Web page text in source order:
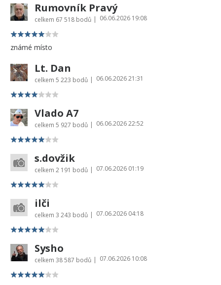
Rumovník Pravý
celkem 67 518 bodů | 06.06.2026 19:08
známé místo
Lt. Dan
celkem 5 223 bodů | 06.06.2026 21:31
Vlado A7
celkem 5 927 bodů | 06.06.2026 22:52
s.dovžik
celkem 2 191 bodů | 07.06.2026 01:19
ilči
celkem 3 243 bodů | 07.06.2026 04:18
Sysho
celkem 38 587 bodů | 07.06.2026 10:08